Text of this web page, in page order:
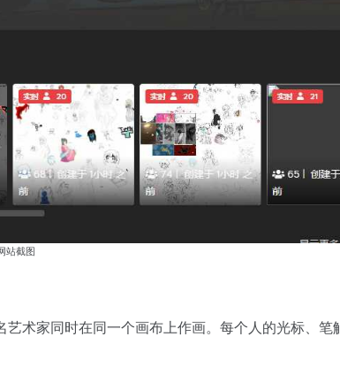
站截图
艺术家同时在同一个画布上作画。每个人的光标、笔